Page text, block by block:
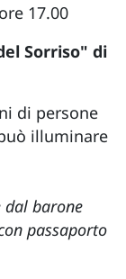
17.00
Sorriso" di
di persone
illuminare
dal barone
passaporto